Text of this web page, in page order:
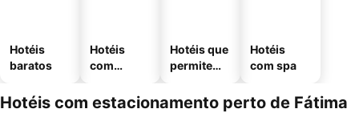
Hotéis
baratos
Hotéis
com
Hotéis que
permitem
Hotéis
com spa
Hotéis com estacionamento perto de Fátima